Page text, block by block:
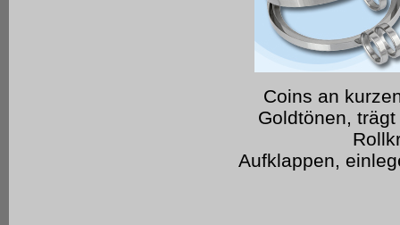
Coins an
Goldtönen,
Aufklappen,